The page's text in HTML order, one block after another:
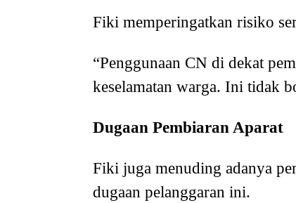
Fiki memperingatkan risiko
“Penggunaan CN di dekat
keselamatan warga. Ini tidak
Dugaan Pembiaran Aparat
Fiki juga menuding adanya
dugaan pelanggaran ini.